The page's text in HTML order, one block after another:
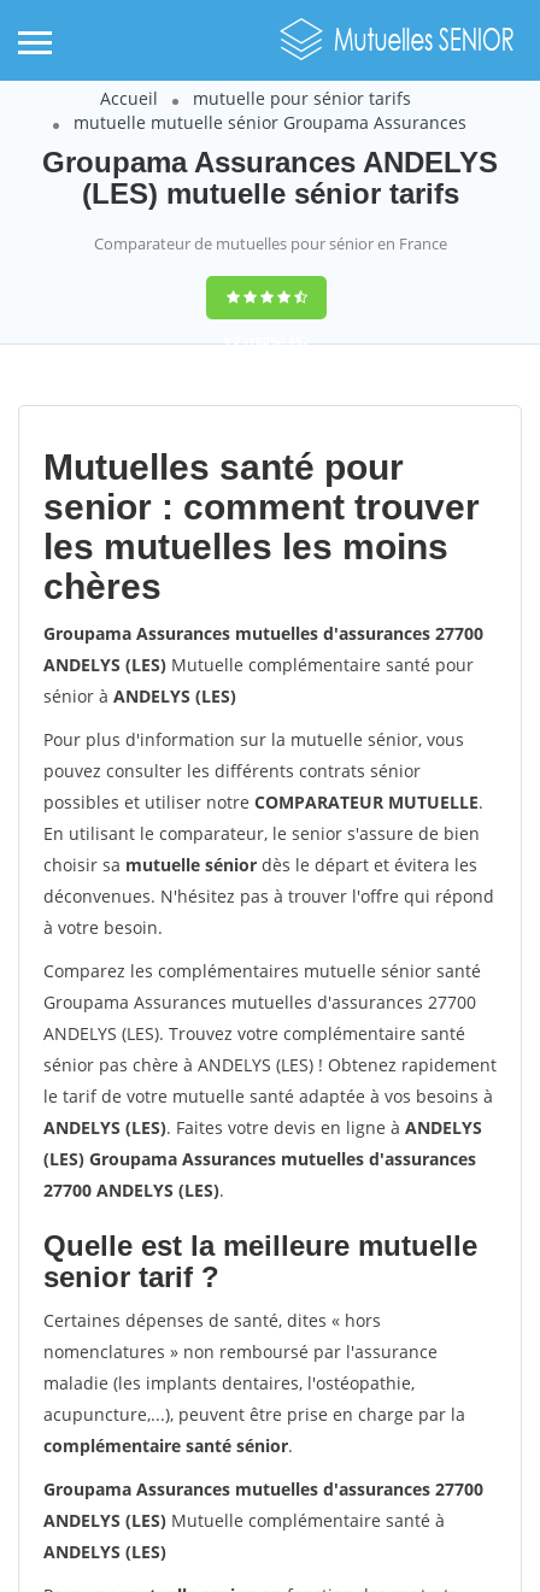
Accueil
mutuelle pour sénior tarifs
mutuelle mutuelle sénior Groupama Assurances
Groupama Assurances ANDELYS
(LES) mutuelle sénior tarifs
Comparateur de mutuelles pour sénior en France
9,2(100%)452
Mutuelles santé pour
senior : comment trouver
les mutuelles les moins
chères
Groupama Assurances mutuelles d'assurances 27700
ANDELYS (LES) Mutuelle complémentaire santé pour
sénior à ANDELYS (LES)
Pour plus d'information sur la mutuelle sénior, vous
pouvez consulter les différents contrats sénior
possibles et utiliser notre COMPARATEUR MUTUELLE.
En utilisant le comparateur, le senior s'assure de bien
choisir sa mutuelle sénior dès le départ et évitera les
déconvenues. N'hésitez pas à trouver l'offre qui répond
à votre besoin.
Comparez les complémentaires mutuelle sénior santé
Groupama Assurances mutuelles d'assurances 27700
ANDELYS (LES). Trouvez votre complémentaire santé
sénior pas chère à ANDELYS (LES) ! Obtenez rapidement
le tarif de votre mutuelle santé adaptée à vos besoins à
ANDELYS (LES). Faites votre devis en ligne à ANDELYS
(LES) Groupama Assurances mutuelles d'assurances
27700 ANDELYS (LES).
Quelle est la meilleure mutuelle
senior tarif ?
Certaines dépenses de santé, dites « hors
nomenclatures » non remboursé par l'assurance
maladie (les implants dentaires, l'ostéopathie,
acupuncture,...), peuvent être prise en charge par la
complémentaire santé sénior.
Groupama Assurances mutuelles d'assurances 27700
ANDELYS (LES) Mutuelle complémentaire santé à
ANDELYS (LES)